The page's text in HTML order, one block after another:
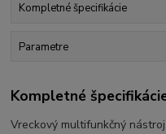
Kompletné špecifikácie
Parametre
Kompletné
Vreckový multifunkčný